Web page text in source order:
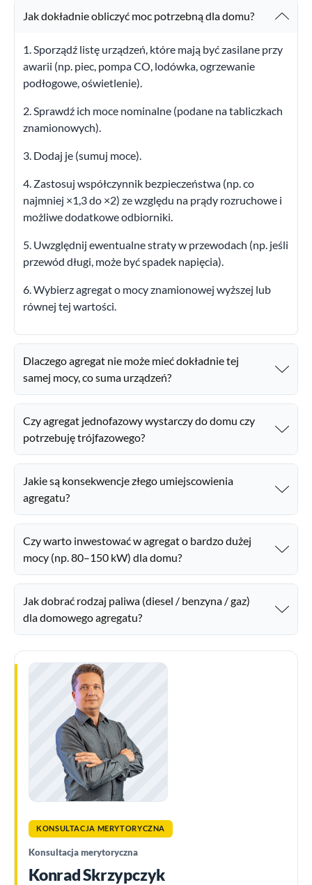
Jak dokładnie obliczyć moc potrzebną dla domu?
1. Sporządź listę urządzeń, które mają być zasilane przy
awarii (np. piec, pompa CO, lodówka, ogrzewanie
podłogowe, oświetlenie).
2. Sprawdź ich moce nominalne (podane na tabliczkach
znamionowych).
3. Dodaj je (sumuj moce).
4. Zastosuj współczynnik bezpieczeństwa (np. co
najmniej ×1,3 do ×2) ze względu na prądy rozruchowe i
możliwe dodatkowe odbiorniki.
5. Uwzględnij ewentualne straty w przewodach (np. jeśli
przewód długi, może być spadek napięcia).
6. Wybierz agregat o mocy znamionowej wyższej lub
równej tej wartości.
Dlaczego agregat nie może mieć dokładnie tej
samej mocy, co suma urządzeń?
Czy agregat jednofazowy wystarczy do domu czy
potrzebuję trójfazowego?
Jakie są konsekwencje złego umiejscowienia
agregatu?
Czy warto inwestować w agregat o bardzo dużej
mocy (np. 80–150 kW) dla domu?
Jak dobrać rodzaj paliwa (diesel / benzyna / gaz)
dla domowego agregatu?
KONSULTACJA MERYTORYCZNA
Konsultacja merytoryczna
Konrad Skrzypczyk